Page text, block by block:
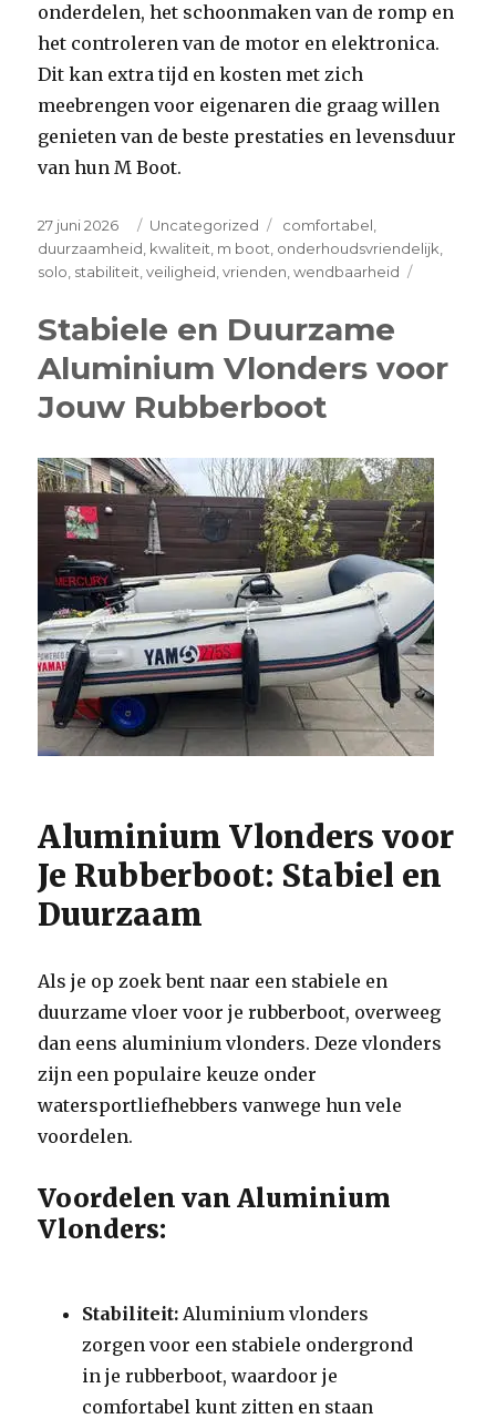
onderdelen, het schoonmaken van de romp en
het controleren van de motor en elektronica.
Dit kan extra tijd en kosten met zich
meebrengen voor eigenaren die graag willen
genieten van de beste prestaties en levensduur
van hun M Boot.
Posted
on
27 juni 2026 Categories
Uncategorized Tags
comfortabel
duurzaamheid kwaliteit m boot onderhoudsvriendelijk
solo stabiliteit ,veiligheid ,vrienden ,wendbaarheid
van
perfect
voor
elke
Stabiele en Duurzame
Aluminium Vlonders voor
Jouw Rubberboot
Aluminium Vlonders voor
Je Rubberboot: Stabiel en
Duurzaam
Als je op zoek bent naar een stabiele en
duurzame vloer voor je rubberboot, overweeg
dan eens aluminium vlonders. Deze vlonders
zijn een populaire keuze onder
watersportliefhebbers vanwege hun vele
voordelen.
Voordelen van Aluminium
Vlonders:
Stabiliteit: Aluminium vlonders
zorgen voor een stabiele ondergrond
in je rubberboot, waardoor je
comfortabel kunt zitten en staan